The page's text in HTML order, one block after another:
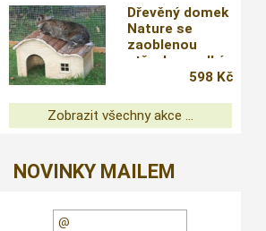
Dřevěný domek
Nature se
zaoblenou
střechou,velký
598 Kč
Zobrazit všechny akce ...
NOVINKY MAILEM